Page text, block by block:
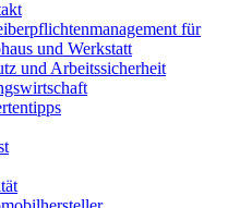
für
und Werkstatt
und Arbeitssicherheit